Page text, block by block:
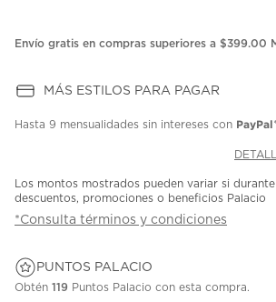
Envío gratis en compras superiores a $399.00
MÁS ESTILOS PARA PAGAR
Hasta 9 mensualidades sin intereses con PayPal*
Los montos mostrados pueden variar si
descuentos, promociones o beneficios Palacio
*Consulta términos y condiciones
PUNTOS PALACIO
Obtén 119 Puntos Palacio con esta compra.